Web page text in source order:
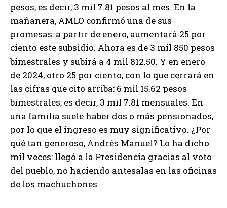
pesos; es decir, 3 mil 7.81 pesos al mes. En la
mañanera, AMLO confirmó una de sus
promesas: a partir de enero, aumentará 25 por
ciento este subsidio. Ahora es de 3 mil 850 pesos
bimestrales y subirá a 4 mil 812.50. Y en enero
de 2024, otro 25 por ciento, con lo que cerrará en
las cifras que cito arriba: 6 mil 15.62 pesos
bimestrales; es decir, 3 mil 7.81 mensuales. En
una familia suele haber dos o más pensionados,
por lo que el ingreso es muy significativo. ¿Por
qué tan generoso, Andrés Manuel? Lo ha dicho
mil veces: llegó a la Presidencia gracias al voto
del pueblo, no haciendo antesalas en las oficinas
de los machuchones